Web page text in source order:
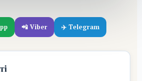
📲 Viber ✈️ Telegram